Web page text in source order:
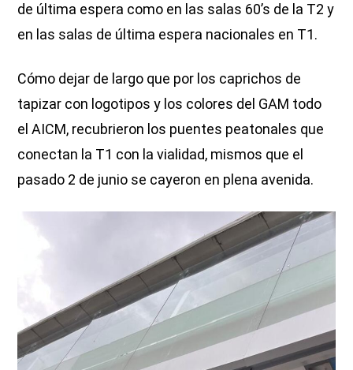
de última espera como en las salas 60’s de la T2 y
en las salas de última espera nacionales en T1.
Cómo dejar de largo que por los caprichos de
tapizar con logotipos y los colores del GAM todo
el AICM, recubrieron los puentes peatonales que
conectan la T1 con la vialidad, mismos que el
pasado 2 de junio se cayeron en plena avenida.